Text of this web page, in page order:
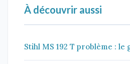
À découvrir aussi
Stihl MS 192 T problème :